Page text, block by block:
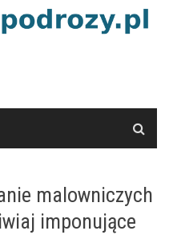
malowniczych
imponujące